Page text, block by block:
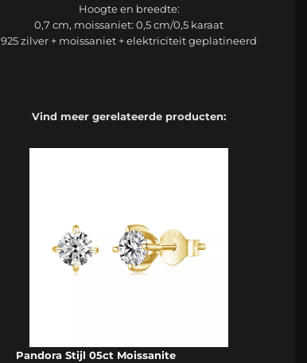
Hoogte en breedte:
0,7 cm, moissaniet: 0,5 cm/0,5 karaat
925 zilver + moissaniet + elektriciteit geplatineerd
Vind meer gerelateerde producten:
Pandora Stijl 05ct Moissanite